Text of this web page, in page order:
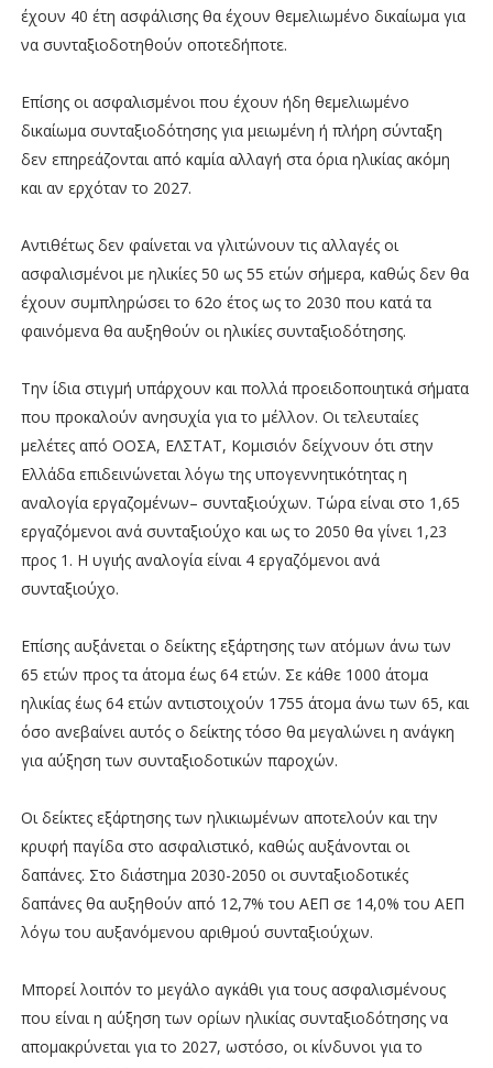
έχουν 40 έτη ασφάλισης θα έχουν θεμελιωμένο δικαίωμα για
να συνταξιοδοτηθούν οποτεδήποτε.
Επίσης οι ασφαλισμένοι που έχουν ήδη θεμελιωμένο
δικαίωμα συνταξιοδότησης για μειωμένη ή πλήρη σύνταξη
δεν επηρεάζονται από καμία αλλαγή στα όρια ηλικίας ακόμη
και αν ερχόταν το 2027.
Αντιθέτως δεν φαίνεται να γλιτώνουν τις αλλαγές οι
ασφαλισμένοι με ηλικίες 50 ως 55 ετών σήμερα, καθώς δεν θα
έχουν συμπληρώσει το 62ο έτος ως το 2030 που κατά τα
φαινόμενα θα αυξηθούν οι ηλικίες συνταξιοδότησης.
Την ίδια στιγμή υπάρχουν και πολλά προειδοποιητικά σήματα
που προκαλούν ανησυχία για το μέλλον. Οι τελευταίες
μελέτες από ΟΟΣΑ, ΕΛΣΤΑΤ, Κομισιόν δείχνουν ότι στην
Ελλάδα επιδεινώνεται λόγω της υπογεννητικότητας η
αναλογία εργαζομένων– συνταξιούχων. Τώρα είναι στο 1,65
εργαζόμενοι ανά συνταξιούχο και ως το 2050 θα γίνει 1,23
προς 1. Η υγιής αναλογία είναι 4 εργαζόμενοι ανά
συνταξιούχο.
Επίσης αυξάνεται ο δείκτης εξάρτησης των ατόμων άνω των
65 ετών προς τα άτομα έως 64 ετών. Σε κάθε 1000 άτομα
ηλικίας έως 64 ετών αντιστοιχούν 1755 άτομα άνω των 65, και
όσο ανεβαίνει αυτός ο δείκτης τόσο θα μεγαλώνει η ανάγκη
για αύξηση των συνταξιοδοτικών παροχών.
Οι δείκτες εξάρτησης των ηλικιωμένων αποτελούν και την
κρυφή παγίδα στο ασφαλιστικό, καθώς αυξάνονται οι
δαπάνες. Στο διάστημα 2030-2050 οι συνταξιοδοτικές
δαπάνες θα αυξηθούν από 12,7% του ΑΕΠ σε 14,0% του ΑΕΠ
λόγω του αυξανόμενου αριθμού συνταξιούχων.
Μπορεί λοιπόν το μεγάλο αγκάθι για τους ασφαλισμένους
που είναι η αύξηση των ορίων ηλικίας συνταξιοδότησης να
απομακρύνεται για το 2027, ωστόσο, οι κίνδυνοι για το